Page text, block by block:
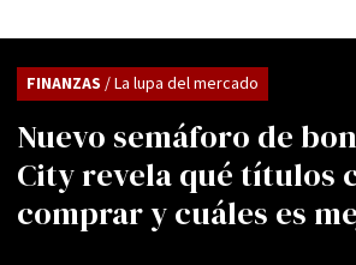
Nuevo semáforo de
City revela qué títulos
comprar y cuáles es
FINANZAS / La lupa del mercado